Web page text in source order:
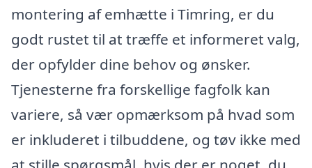
montering af emhætte i Timring, er du
godt rustet til at træffe et informeret valg,
der opfylder dine behov og ønsker.
Tjenesterne fra forskellige fagfolk kan
variere, så vær opmærksom på hvad som
er inkluderet i tilbuddene, og tøv ikke med